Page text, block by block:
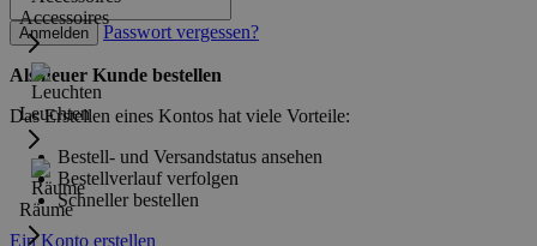
Accessoires
Leuchten
Räume
Anmelden Passwort vergessen?
Als neuer Kunde bestellen
Das Erstellen eines Kontos hat viele Vorteile:
Bestell- und Versandstatus ansehen
Bestellverlauf verfolgen
Schneller bestellen
Ein Konto erstellen